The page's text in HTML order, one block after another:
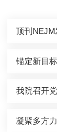
顶刊
锚定新目
我院召开
凝聚多方